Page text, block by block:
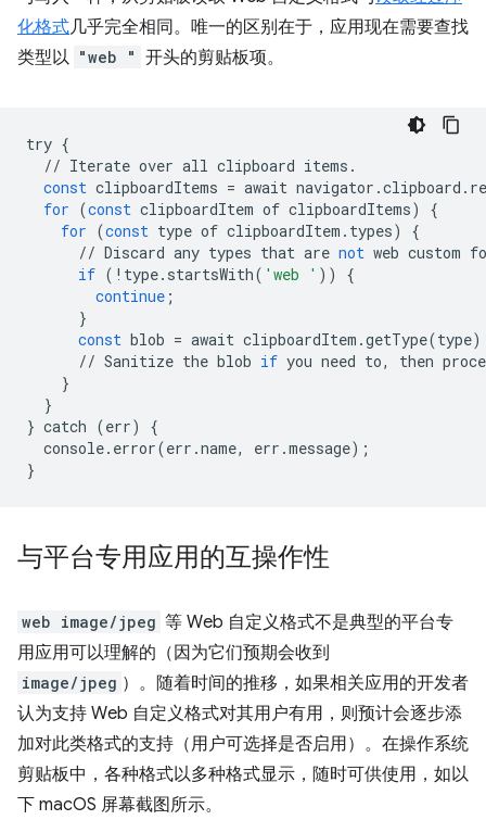
化格式几乎完全相同。唯一的区别在于，应用现在需要查找
类型以 "web " 开头的剪贴板项。
try {
// Iterate over all clipboard items .
const clipboardItems = await navigator .clipboard .
for (const clipboardItem of clipboardItems)
{
for (const type of clipboardItem . types)
{
// Discard any types that are not web custom
if ( ! type. startsWith( 'web ' ))
{
continue ;
}
const blob = await clipboardItem .getType(type
// Sanitize the blob if you need to, then
}
}
} catch (err)
{
console. error(err .name, err .message);
}
与平台专用应用的互操作性
web image/jpeg 等 Web 自定义格式不是典型的平台专
用应用可以理解的（因为它们预期会收到
image/jpeg ）。随着时间的推移，如果相关应用的开发者
认为支持 Web 自定义格式对其用户有用，则预计会逐步添
加对此类格式的支持（用户可选择是否启用）。在操作系统
剪贴板中，各种格式以多种格式显示，随时可供使用，如以
下 macOS 屏幕截图所示。